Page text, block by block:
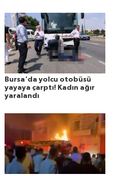
Bursa'da yolcu otobüsü
yayaya çarptı! Kadın ağır
yaralandı